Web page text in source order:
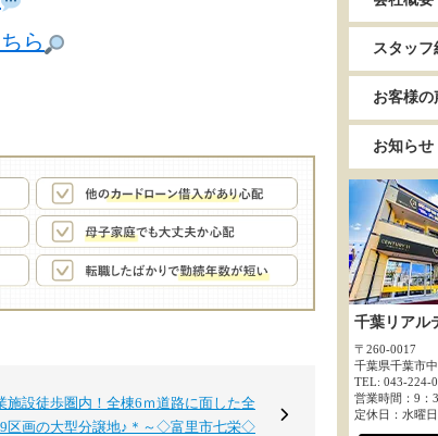
ら
施設徒歩圏内！全棟6ｍ道路に面した全
区画の大型分譲地♪＊～◇富里市七栄◇
スタッフ
お客様の
お知らせ
千葉リアル
〒260-0017
千葉県千葉市
TEL: 043-224-
営業時間：9：
定休日：水曜日